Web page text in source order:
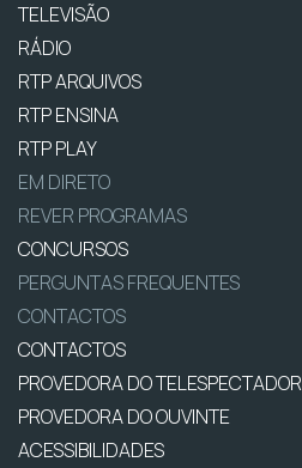
TELEVISÃO
RÁDIO
RTP ARQUIVOS
RTP ENSINA
RTP PLAY
EM DIRETO
REVER PROGRAMAS
CONCURSOS
PERGUNTAS FREQUENTES
CONTACTOS
CONTACTOS
PROVEDORA DO TELESPECTADOR
PROVEDORA DO OUVINTE
ACESSIBILIDADES